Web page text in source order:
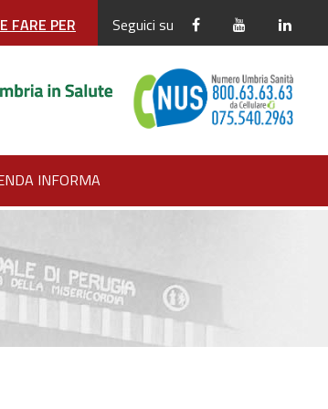
Seguici su
FARE PER
INFORMA